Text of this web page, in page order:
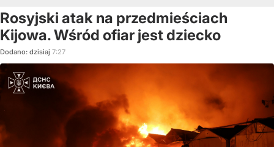
Rosyjski atak na przedmieściach
Kijowa. Wśród ofiar jest dziecko
Dodano: dzisiaj 7:27